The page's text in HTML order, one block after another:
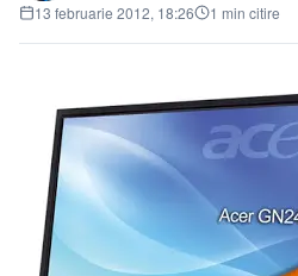
13 februarie 2012, 18:26
1 min citire